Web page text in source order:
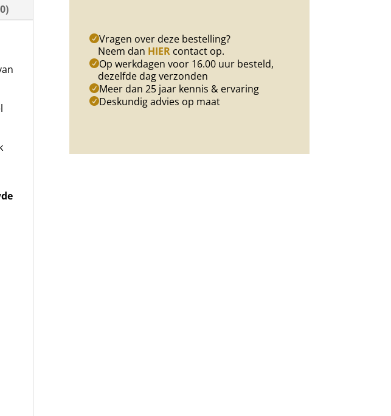
14mm
Vragen over deze bestelling?
Neem dan HIERcontact op.
Op werkdagen voor 16.00 uur besteld,
dezelfde dag verzonden
Meer dan 25 jaar kennis & ervaring
Deskundig advies op maat